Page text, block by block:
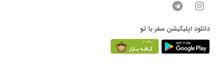
دانلود اپلیکیشن سفر با تو